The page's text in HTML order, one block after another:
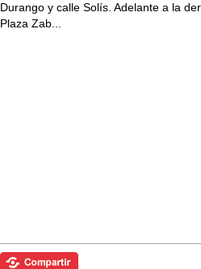
Durango y calle Solís. Adelante a la
Plaza Zab...